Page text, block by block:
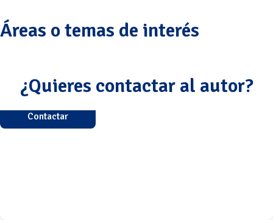
Áreas o temas de interés
¿Quieres contactar al autor?
Contactar